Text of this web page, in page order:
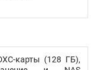
карты (128 ГБ),